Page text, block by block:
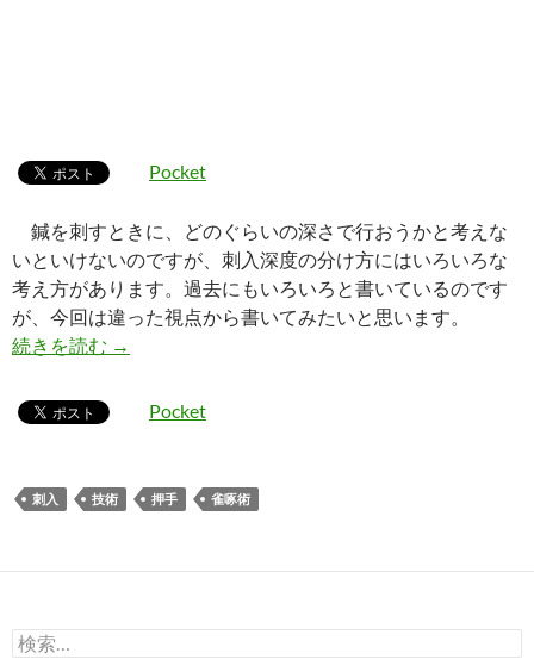
Pocket
鍼を刺すときに、どのぐらいの深さで行おうかと考えな
いといけないのですが、刺入深度の分け方にはいろいろな
考え方があります。過去にもいろいろと書いているのです
が、今回は違った視点から書いてみたいと思います。
続きを読む 刺入深度の分け方
→
Pocket
刺入 技術 押手 雀啄術
検
索: